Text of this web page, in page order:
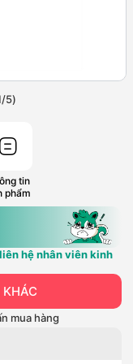
/5)
tin
phẩm
hệ nhân viên kinh
mua hàng